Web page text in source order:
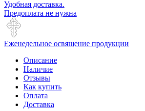
Удобная доставка.
Предоплата не нужна
Еженедельное освящение продукции
Описание
Наличие
Отзывы
Как купить
Оплата
Доставка